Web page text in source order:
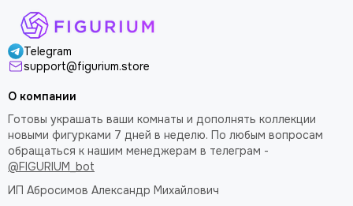
Telegram
support@figurium.store
О компании
Готовы украшать ваши комнаты и дополнять коллекции
новыми фигурками 7 дней в неделю. По любым вопросам
обращаться к нашим менеджерам в телеграм -
@FIGURIUM_bot
ИП Абросимов Александр Михайлович